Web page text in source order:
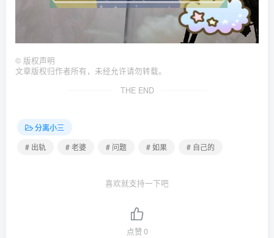
© 版权声明
文章版权归作者所有，未经允许请勿转载。
THE END
分离小三
# 出轨
# 老婆 # 问题 # 如果 # 自己的
喜欢就支持一下吧
点赞0